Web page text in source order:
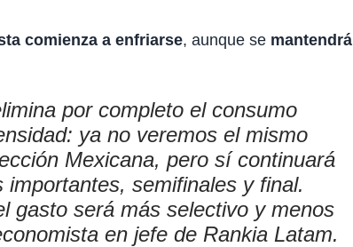
comienza a enfriarse, aunque se mantendrá
por completo el consumo
ya no veremos el mismo
Mexicana, pero sí continuará
semifinales y final.
gasto será más selectivo y menos
en jefe de Rankia Latam.